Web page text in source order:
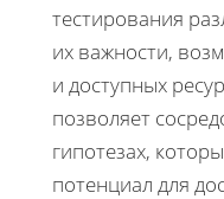
тестирования
их важности,
и доступных
позволяет
гипотезах,
потенциал для